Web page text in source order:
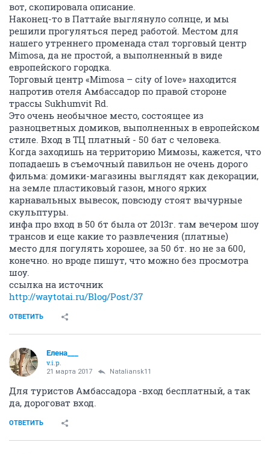
вот, скопировала описание.
Наконец-то в Паттайе выглянуло солнце, и мы
решили прогуляться перед работой. Местом для
нашего утреннего променада стал торговый центр
Mimosa, да не простой, а выполненный в виде
европейского городка.
Торговый центр «Mimosa – city of love» находится
напротив отеля Амбассадор по правой стороне
трассы Sukhumvit Rd.
Это очень необычное место, состоящее из
разноцветных домиков, выполненных в европейском
стиле. Вход в ТЦ платный - 50 бат с человека.
Когда заходишь на территорию Мимозы, кажется, что
попадаешь в съемочный павильон не очень дорого
фильма: домики-магазины выглядят как декорации,
на земле пластиковый газон, много ярких
карнавальных вывесок, повсюду стоят вычурные
скульптуры.
инфа про вход в 50 бт была от 2013г. там вечером шоу
трансов и еще какие то развлечения (платные)
место для погулять хорошее, за 50 бт. но не за 600,
конечно. но вроде пишут, что можно без просмотра
шоу.
ссылка на источник
http://waytotai.ru/Blog/Post/37
ОТВЕТИТЬ
Елена___
v.i.p.
21 марта 2017 Nataliansk11
Для туристов Амбассадора -вход бесплатный, а так
да, дороговат вход.
ОТВЕТИТЬ